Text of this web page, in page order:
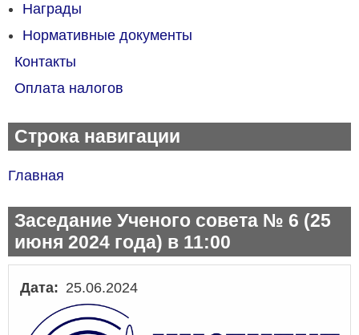
Награды
Нормативные документы
Контакты
Оплата налогов
Строка навигации
Главная
Заседание Ученого совета № 6 (25
июня 2024 года) в 11:00
Дата 25.06.2024